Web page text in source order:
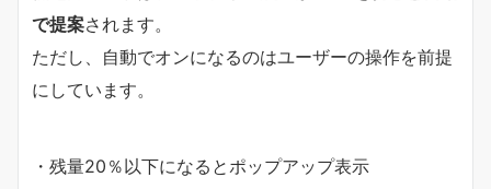
で提案されます。
ただし、自動でオンになるのはユーザーの操作を前提
にしています。
・残量20％以下になるとポップアップ表示